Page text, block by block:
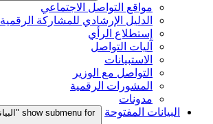
مواقع التواصل الاجتماعي
الدليل الإرشادي للمشاركة الرقمية
إستطلاع الرأي
آليات التواصل
الاستبيانات
التواصل مع الوزير
المشورات الرقمية
مدونات
البيانات المفتوحة
show submenu for "البيانات المفتوحة"